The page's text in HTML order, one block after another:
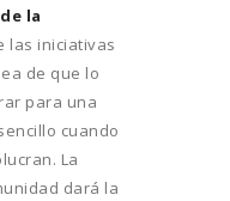
la
las iniciativas
de que lo
para una
cuando
La
dará la